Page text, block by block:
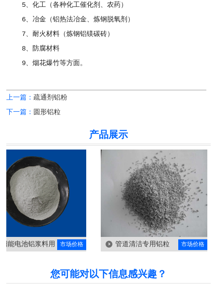
5、化工（各种化工催化剂、农药）
6、冶金（铝热法冶金、炼钢脱氧剂）
7、耐火材料（炼钢铝镁碳砖）
8、防腐材料
9、烟花爆竹等方面。
上一篇：疏通剂铝粉
下一篇： 圆形铝粒
产品展示
市场价格
电池铝浆料用 市场价格
管道清洁专用铝粒
您可能对以下信息感兴趣？